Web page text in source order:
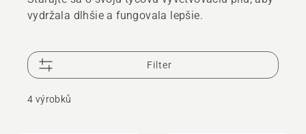
vydržala dlhšie a fungovala lepšie.
Filter
4 výrobků